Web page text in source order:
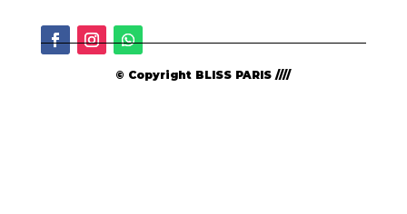
© Copyright BLISS PARIS ////